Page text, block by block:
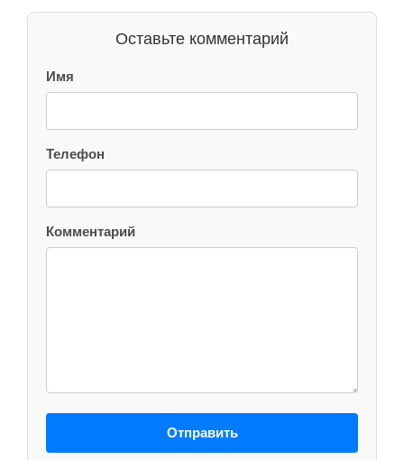
Оставьте комментарий
Имя
Телефон
Комментарий
Отправить